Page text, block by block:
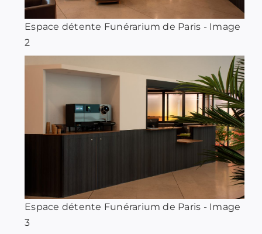
Espace détente Funérarium de Paris - Image
2
Espace détente Funérarium de Paris - Image
3